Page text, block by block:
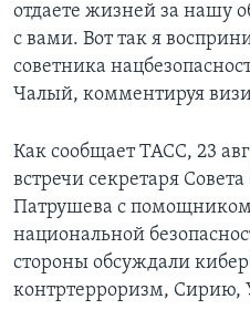
отдаете жизней за нашу
с вами. Вот так я
советника
Чалый, комментируя
Как сообщает ТАСС, 23
встречи секретаря
Патрушева с
национальной
стороны обсуждали
контртерроризм, Сирию,